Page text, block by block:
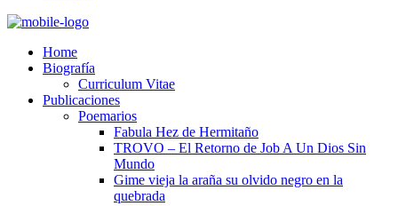
Home
Biografía
Curriculum Vitae​
Publicaciones
Poemarios
Fabula Hez de Hermitaño
TROVO – El Retorno de Job A Un Dios Sin
Mundo
Gime vieja la araña su olvido negro en la
quebrada